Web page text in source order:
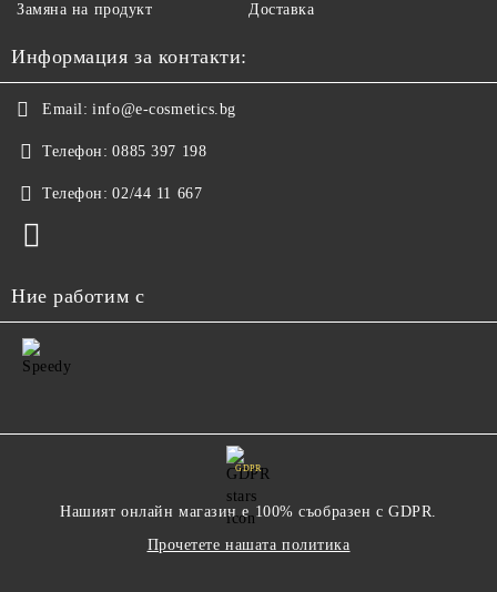
Замяна на продукт Доставка
Информация за контакти:
Email: info@e-cosmetics.bg
Телефон: 0885 397 198
Телефон: 02/44 11 667
Ние работим с
GDPR
Нашият онлайн магазин е 100% съобразен с GDPR.
Прочетете нашата политика